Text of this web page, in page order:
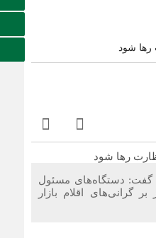
برگزار شد
تا آمادگی
رها شود
دستگاه‌های مسئول
گرانی‌های اقلام بازار